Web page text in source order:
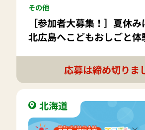
その他
［参加者大募集！］夏休
北広島へこどもおしごと体
応募は締め切りま
北海道